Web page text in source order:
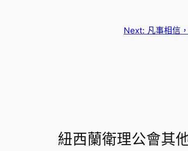
Next: 凡事相信
紐西蘭衛理公會其